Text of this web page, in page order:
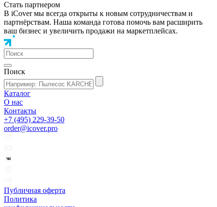
Стать партнером
В iCover мы всегда открыты к новым сотрудничествам и
партнёрствам. Наша команда готова помочь вам расширить
ваш бизнес и увеличить продажи на маркетплейсах.
Поиск
Каталог
О нас
Контакты
+7 (495) 229-39-50
order@icover.pro
Публичная оферта
Политика